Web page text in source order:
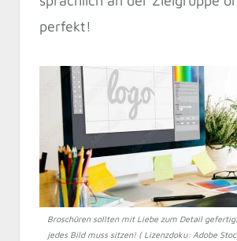
perfekt!
Broschüren sollten mit Liebe zum Detail
jedes Bild muss sitzen! ( Lizenzdoku: Adobe